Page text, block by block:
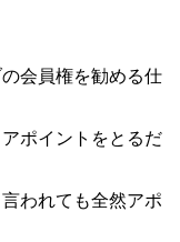
会員権を勧める仕
ポイントをとるだ
われても全然アポ